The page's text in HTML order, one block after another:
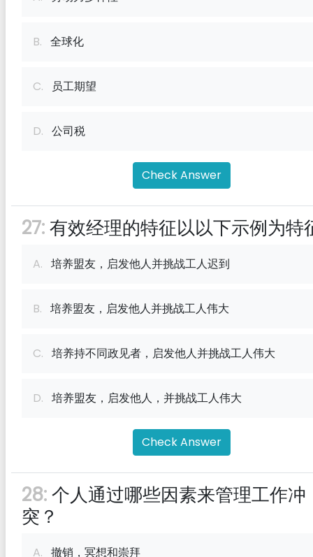
B. 全球化
C. 员工期望
D. 公司税
Check Answer
27:有效经理的特征以以下示例为特
A. 培养盟友，启发他人并挑战工人迟到
B. 培养盟友，启发他人并挑战工人伟大
C. 培养持不同政见者，启发他人并挑战工人伟大
D. 培养盟友，启发他人，并挑战工人伟大
Check Answer
28:个人通过哪些因素来管理工作冲
突？
A. 撤销，冥想和崇拜